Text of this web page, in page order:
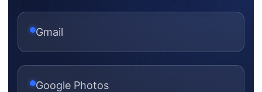
Gmail
Google Photos